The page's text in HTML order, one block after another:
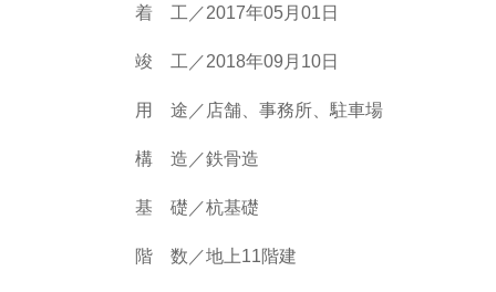
着 工／2017年05月01日
竣 工／2018年09月10日
用 途／店舗、事務所、駐車場
構 造／鉄骨造
基 礎／杭基礎
階 数／地上11階建